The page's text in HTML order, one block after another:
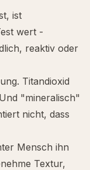
ist
wert -
reaktiv oder
Titandioxid
"mineralisch"
nicht, dass
Mensch ihn
Textur,